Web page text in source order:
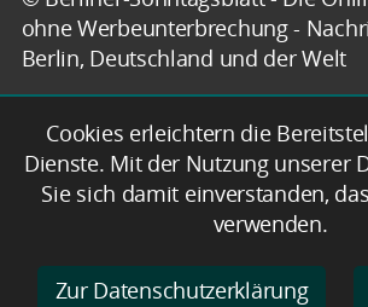
ohne Werbeunterbrechung -
Berlin, Deutschland und der Welt
Cookies erleichtern die
Dienste. Mit der Nutzung unserer
Sie sich damit einverstanden,
verwenden.
Zur Datenschutzerklärung